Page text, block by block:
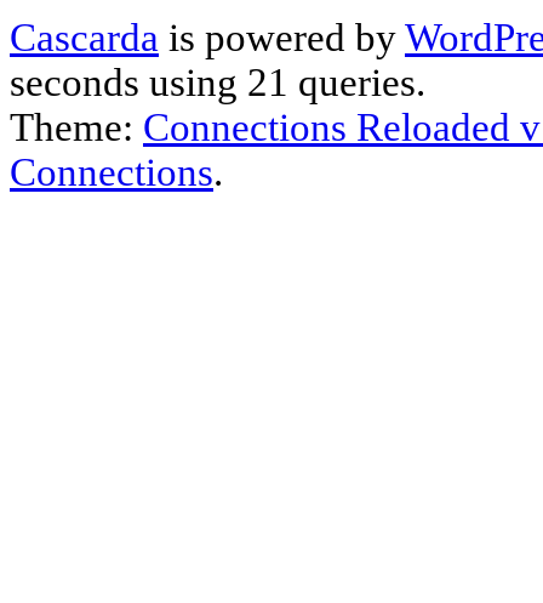
Cascarda is powered by
seconds using 21 queries.
Theme: Connections Reloaded
Connections.